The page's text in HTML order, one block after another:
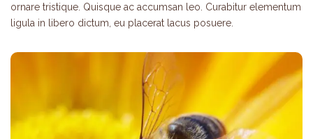
ornare tristique. Quisque ac accumsan leo. Curabitur elementum
ligula in libero dictum, eu placerat lacus posuere.